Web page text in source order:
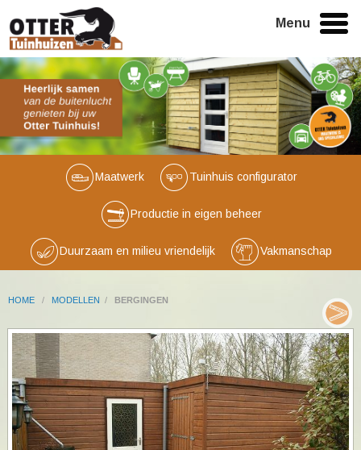
Menu
Maatwerk Tuinhuis configurator
Productie in eigen beheer
Duurzaam en milieu vriendelijk Vakmanschap
HOME / MODELLEN / BERGINGEN